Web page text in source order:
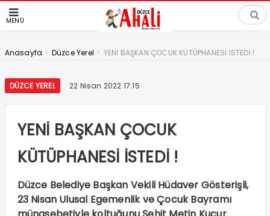
MENÜ
Anasayfa > Düzce Yerel > YENİ BAŞKAN ÇOCUK KÜTÜPHANESİ İSTEDİ !
DÜZCE YEREL 22 Nisan 2022 17:15
YENİ BAŞKAN ÇOCUK
KÜTÜPHANESİ İSTEDİ !
Düzce Belediye Başkan Vekili Hüdaver Gösterişli,
23 Nisan Ulusal Egemenlik ve Çocuk Bayramı